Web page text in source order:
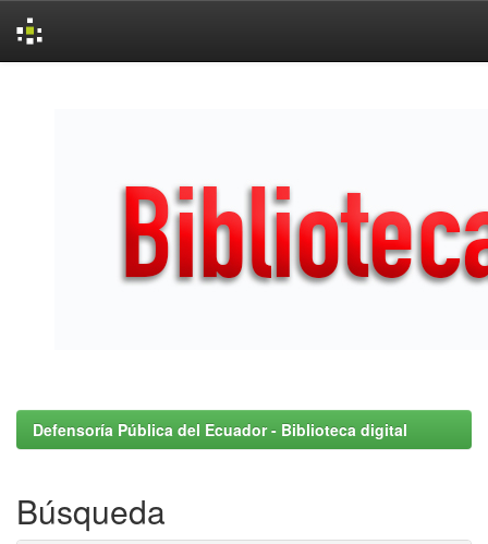
Defensoría Pública del Ecuador - Biblioteca digital
Búsqueda